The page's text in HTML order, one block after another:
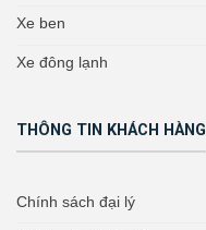
Xe ben
Xe đông lạnh
THÔNG TIN KHÁCH HÀNG
Chính sách đại lý